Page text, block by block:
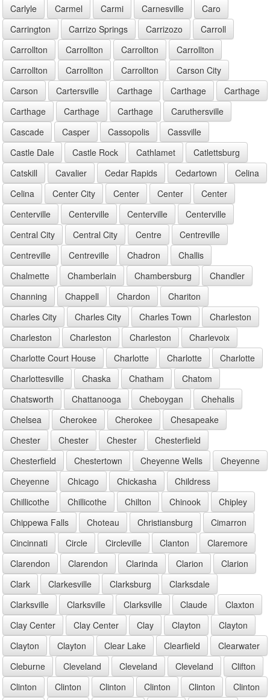
Carlyle Carmel Carmi Carnesville
Caro
Carrington
Carrizo Springs Carrizozo
Carroll
Carrollton
Carrollton Carrollton
Carrollton
Carrollton
Carrollton Carrollton
Carson City
Carson
Cartersville Carthage Carthage
Carthage
Carthage
Carthage Carthage
Caruthersville
Cascade
Casper Cassopolis
Cassville
Castle Dale
Castle Rock Cathlamet
Catlettsburg
Catskill
Cavalier Cedar Rapids Cedartown
Celina
Celina
Center City Center Center
Center
Centerville
Centerville Centerville
Centerville
Central City
Central City Centre
Centreville
Centreville
Centreville Chadron
Challis
Chalmette
Chamberlain Chambersburg
Chandler
Channing
Chappell Chardon
Chariton
Charles City
Charles City Charles Town
Charleston
Charleston
Charleston Charleston
Charlevoix
Charlotte Court House
Charlotte Charlotte
Charlotte
Charlottesville
Chaska Chatham
Chatom
Chatsworth
Chattanooga Cheboygan
Chehalis
Chelsea
Cherokee Cherokee
Chesapeake
Chester
Chester Chester
Chesterfield
Chesterfield
Chestertown Cheyenne Wells
Cheyenne
Cheyenne
Chicago Chickasha
Childress
Chillicothe
Chillicothe Chilton Chinook
Chipley
Chippewa Falls
Choteau Christiansburg
Cimarron
Cincinnati
Circle Circleville Clanton
Claremore
Clarendon
Clarendon Clarinda Clarion
Clarion
Clark
Clarkesville Clarksburg
Clarksdale
Clarksville
Clarksville Clarksville Claude
Claxton
Clay Center
Clay Center Clay Clayton
Clayton
Clayton
Clayton Clear Lake Clearfield
Clearwater
Cleburne
Cleveland Cleveland Cleveland
Clifton
Clinton
Clinton Clinton Clinton Clinton
Clinton